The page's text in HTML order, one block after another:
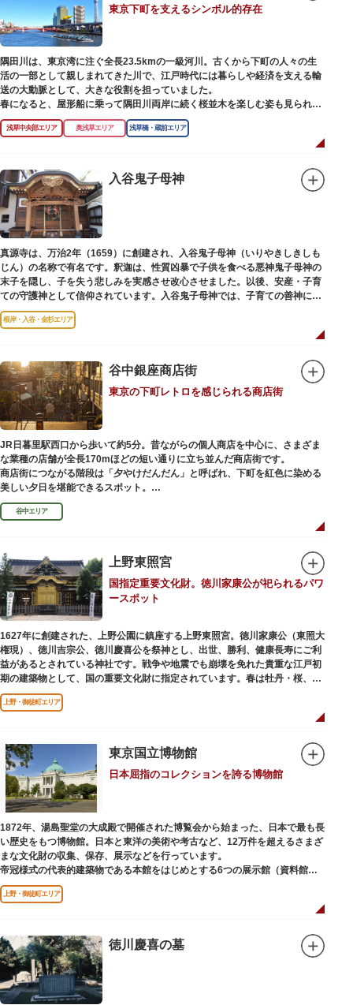
【撞球室】
当時の日本では非常に珍しいスイスの山小屋風の撞球室（ビリヤード場）
で、洋館から地下道でつながっています。通常は非公開ですが、毎月15日
（10月のみ10/16）に先着順で限定公開されています。
【和館大広間】
洋館に併置された名棟 梁大河喜十郎の手によるものと伝えられている書院造
りの和館で、当時は550坪に及ぶ洋館を遥かにしのぐ規模でしたが、現在は
冠婚葬祭などに使われていた大広間の1棟だけが残っています。
を一部踏襲している広大な庭は、建築様式同様に和洋併置式とされ、「芝
庭」をもつ近代庭園の初期の形を残しています。江戸時代の石碑や手水鉢、
庭石などが見られ、煉瓦塀を含めた敷地全体が重要文化財に指定されていま
す。
東京下町を支えるシンボル的存在
隅田川は、東京湾に注ぐ全長23.5kmの一級河川。古くから下町の人々の生
活の一部として親しまれてきた川で、江戸時代には暮らしや経済を支える輸
送の大動脈として、大きな役割を担っていました。
春になると、屋形船に乗って隅田川両岸に続く桜並木を楽しむ姿も見られ、
東京スカイツリーとのコラボレーションも、まさに絵になる光景です。ま
た、毎年7月の最終土曜日に開催される「隅田川花火大会」は、東京の夏の
川沿いには「隅田川テラス」と呼ばれる遊歩道も整備されています。心地よ
い風に吹かれながら、緑化が施された遊歩道で散歩やジョギングを楽しんだ
後は、オープンカフェでほっと一息つくのもおすすめです。
隅田川にかかる橋々も、それぞれ特徴的な形をしていて見応えは抜群。せっ
かくなら水上バスに乗船して、優雅に観察してみてはいかがでしょうか。
浅草中央部エリア 奥浅草エリア 浅草橋・蔵前エリア
入谷鬼子母神
真源寺は、万治2年（1659）に創建され、入谷鬼子母神（いりやきしきしも
じん）の名称で有名です。釈迦は、性質凶暴で子供を食べる悪神鬼子母神の
末子を隠し、子を失う悲しみを実感させ改心させました。以後、安産・子育
ての守護神として信仰されています。入谷鬼子母神では、子育ての善神にな
った由来からツノのない「おに」の文字を使っています。
根岸・入谷・金杉エリア
谷中銀座商店街
東京の下町レトロを感じられる商店街
JR日暮里駅西口から歩いて約5分。昔ながらの個人商店を中心に、さまざま
な業種の店舗が全長170mほどの短い通りに立ち並んだ商店街です。
商店街につながる階段は「夕やけだんだん」と呼ばれ、下町を紅色に染める
美しい夕日を堪能できるスポット。
谷中銀座商店街は1945年頃に自然発生的に生まれ、現在の近隣型商店街へと
発展。昭和の懐かしい商店街の景観を見ることができます。東京の下町レト
観光客が訪れ、買い物や散策を楽しんでいます。
谷中エリア
上野東照宮
国指定重要文化財。徳川家康公が祀られるパワ
ースポット
1627年に創建された、上野公園に鎮座する上野東照宮。徳川家康公（東照大
権現）、徳川吉宗公、徳川慶喜公を祭神とし、出世、勝利、健康長寿にご利
益があるとされている神社です。戦争や地震でも崩壊を免れた貴重な江戸初
期の建築物として、国の重要文化財に指定されています。春は牡丹・桜、秋
は紅葉やダリア展、お正月は初詣や冬ぼたん鑑賞の地として、年間を通して
国内外からの参拝者で賑わうスポットです。
軍・徳川家光公が、日光東照宮までお参りに行けない江戸の人々のために建
てられたそう。社殿内部は文化財保護のため通常は非公開ですが、特別公開
が実施されることもあるので、拝観を申し込んでみてはいかがでしょうか。
授与所では、期間・数量限定のお守りや御朱印も授与されているので要チェ
ック。手塚治虫のユニコのお守りなど愛らしいものがありますよ。
上野・御徒町エリア
東京国立博物館
日本屈指のコレクションを誇る博物館
1872年、湯島聖堂の大成殿で開催された博覧会から始まった、日本で最も長
い歴史をもつ博物館。日本と東洋の美術や考古など、12万件を超えるさまざ
まな文化財の収集、保存、展示などを行っています。
帝冠様式の代表的建築物である本館をはじめとする6つの展示館（資料館）
からなり、89件の国宝を所蔵。常に貴重な文化財を公開し、講座や講演会、
ワークショップなどを実施しています。国宝や重要文化財などの名品をたど
りながら、真の美術史を堪能し価値あるひと時を過ごしてみてはいかがでし
吹き抜けのエントランスに大理石の大階段がある本館では、壁時計やステン
ドグラスなど格調高い内部装飾にも注目してみてください。初めて来館する
方や時間が限られている方などに向け提案されたコース（日本美術入門／た
てものめぐり／仏像大好き）を参考にめぐるのも良いでしょう。
上野・御徒町エリア
徳川慶喜の墓